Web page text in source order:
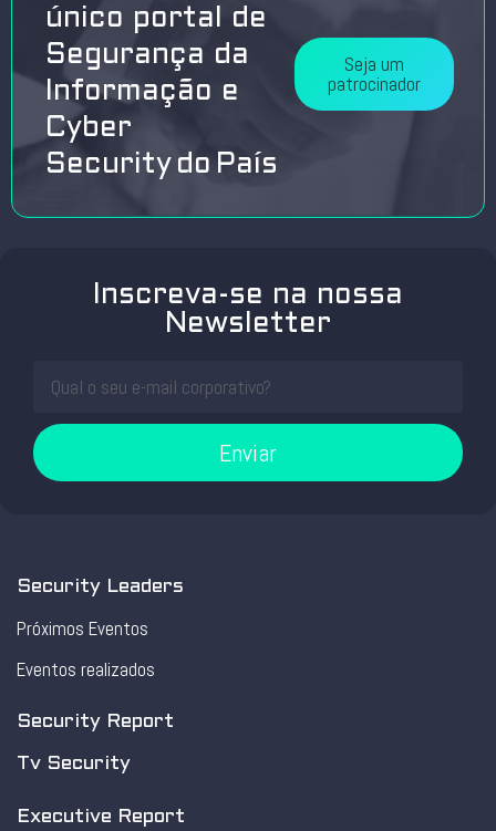
único portal de
Segurança da
Informação e
Cyber
Security do País
Seja um
patrocinador
Inscreva-se na nossa
Newsletter
Enviar
Security Leaders
Próximos Eventos
Eventos realizados
Security Report
Tv Security
Executive Report